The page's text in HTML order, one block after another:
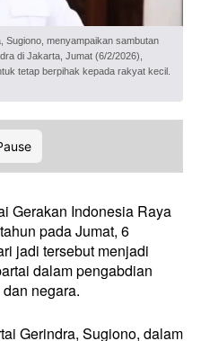
Sugiono, menyampaikan sambutan
di Jakarta, Jumat (6/2/2026),
tetap berpihak kepada rakyat kecil.
Gerakan Indonesia Raya
pada Jumat, 6
jadi tersebut menjadi
dalam pengabdian
negara.
Gerindra, Sugiono, dalam